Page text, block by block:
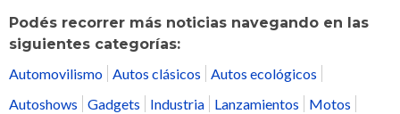
Podés recorrer más noticias navegando en las
siguientes categorías:
Automovilismo Autos clásicos
Autos ecológicos
Autoshows
Gadgets Industria Lanzamientos
Motos